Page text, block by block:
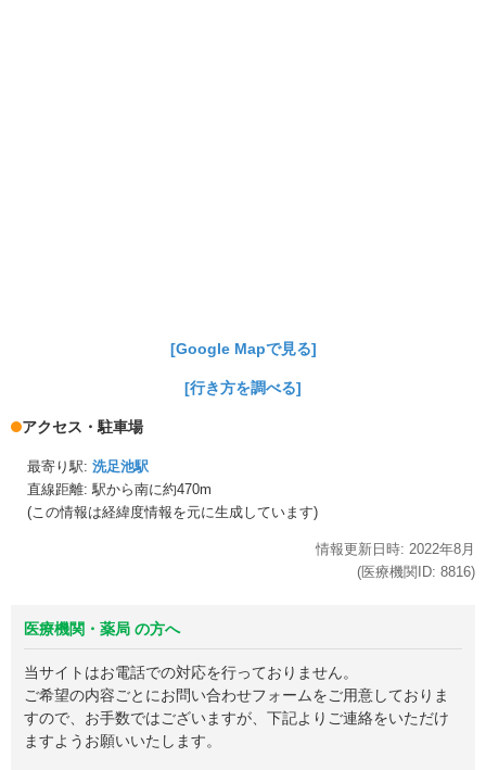
[Google Mapで見る]
[行き方を調べる]
アクセス・駐車場
最寄り駅: 洗足池駅
直線距離: 駅から南に約470m
(この情報は経緯度情報を元に生成しています)
情報更新日時: 2022年8月
(医療機関ID: 8816)
医療機関・薬局 の方へ
当サイトはお電話での対応を行っておりません。
ご希望の内容ごとにお問い合わせフォームをご用意しておりま
すので、お手数ではございますが、下記よりご連絡をいただけ
ますようお願いいたします。